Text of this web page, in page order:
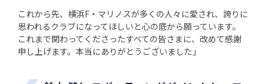
これから先、横浜F・マリノスが多くの人々に愛され、誇りに
思われるクラブになってほしいと心の底から願っています。
これまで関わってくださったすべての皆さまに、改めて感謝
申し上げます。本当にありがとうございました」